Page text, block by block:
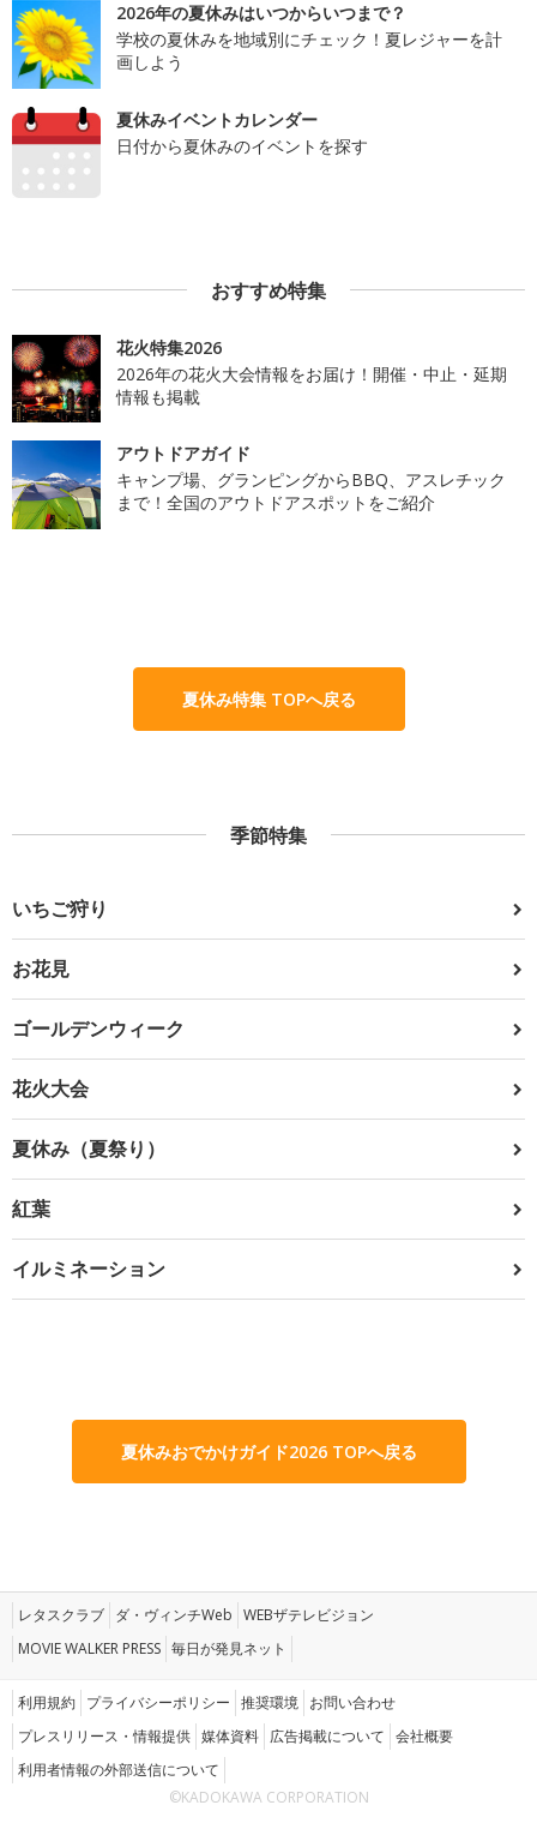
2026年の夏休みはいつからいつまで？
学校の夏休みを地域別にチェック！夏レジャーを計
画しよう
夏休みイベントカレンダー
日付から夏休みのイベントを探す
おすすめ特集
花火特集2026
2026年の花火大会情報をお届け！開催・中止・延期
情報も掲載
アウトドアガイド
キャンプ場、グランピングからBBQ、アスレチック
まで！全国のアウトドアスポットをご紹介
夏休み特集 TOPへ戻る
季節特集
いちご狩り
お花見
ゴールデンウィーク
花火大会
夏休み（夏祭り）
紅葉
イルミネーション
夏休みおでかけガイド2026 TOPへ戻る
レタスクラブ ダ・ヴィンチWeb WEBザテレビジョン
MOVIE WALKER PRESS 毎日が発見ネット
利用規約 プライバシーポリシー 推奨環境 お問い合わせ
プレスリリース・情報提供 媒体資料 広告掲載について 会社概要
利用者情報の外部送信について
©KADOKAWA CORPORATION